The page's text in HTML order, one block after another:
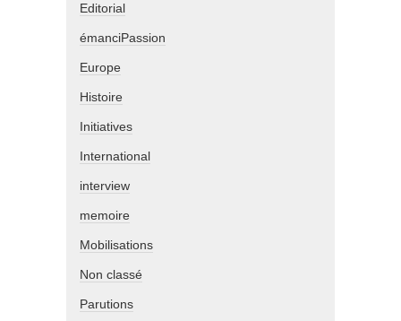
Editorial
émanciPassion
Europe
Histoire
Initiatives
International
interview
memoire
Mobilisations
Non classé
Parutions